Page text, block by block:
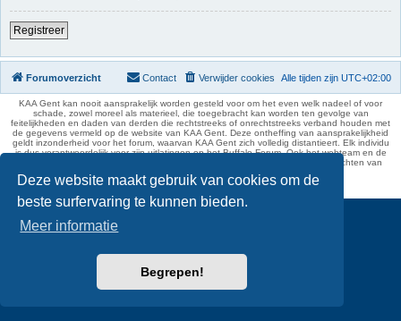
Deze website maakt gebruik van cookies om de
beste surfervaring te kunnen bieden.
Meer informatie
Begrepen!
Registreer
Forumoverzicht Alle tijden zijn UTC+02:00
Verwijder cookies
Contact
KAA Gent kan nooit aansprakelijk worden gesteld voor om het even welk nadeel of voor
schade, zowel moreel als materieel, die toegebracht kan worden ten gevolge van
feitelijkheden en daden van derden die rechtstreeks of onrechtstreeks verband houden met
de gegevens vermeld op de website van KAA Gent. Deze ontheffing van aansprakelijkheid
geldt inzonderheid voor het forum, waarvan KAA Gent zich volledig distantieert. Elk individu
is dus verantwoordelijk voor zijn uitlatingen op het Buffalo Forum. Ook het webteam en de
moderators kunnen niet aansprakelijk gesteld worden voor de inhoud van berichten van
phpBB Two Factor Authentication ©paul999